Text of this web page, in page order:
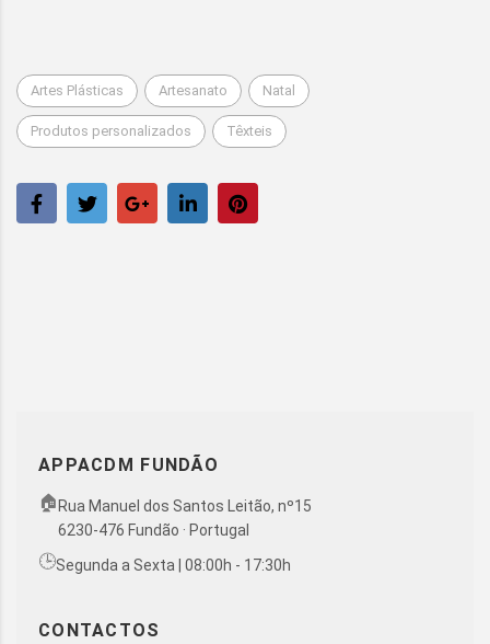
Artes Plásticas Artesanato Natal
Produtos personalizados Têxteis
APPACDM FUNDÃO
🏠 Rua Manuel dos Santos Leitão, nº15
6230-476 Fundão · Portugal
🕒Segunda a Sexta | 08:00h - 17:30h
CONTACTOS